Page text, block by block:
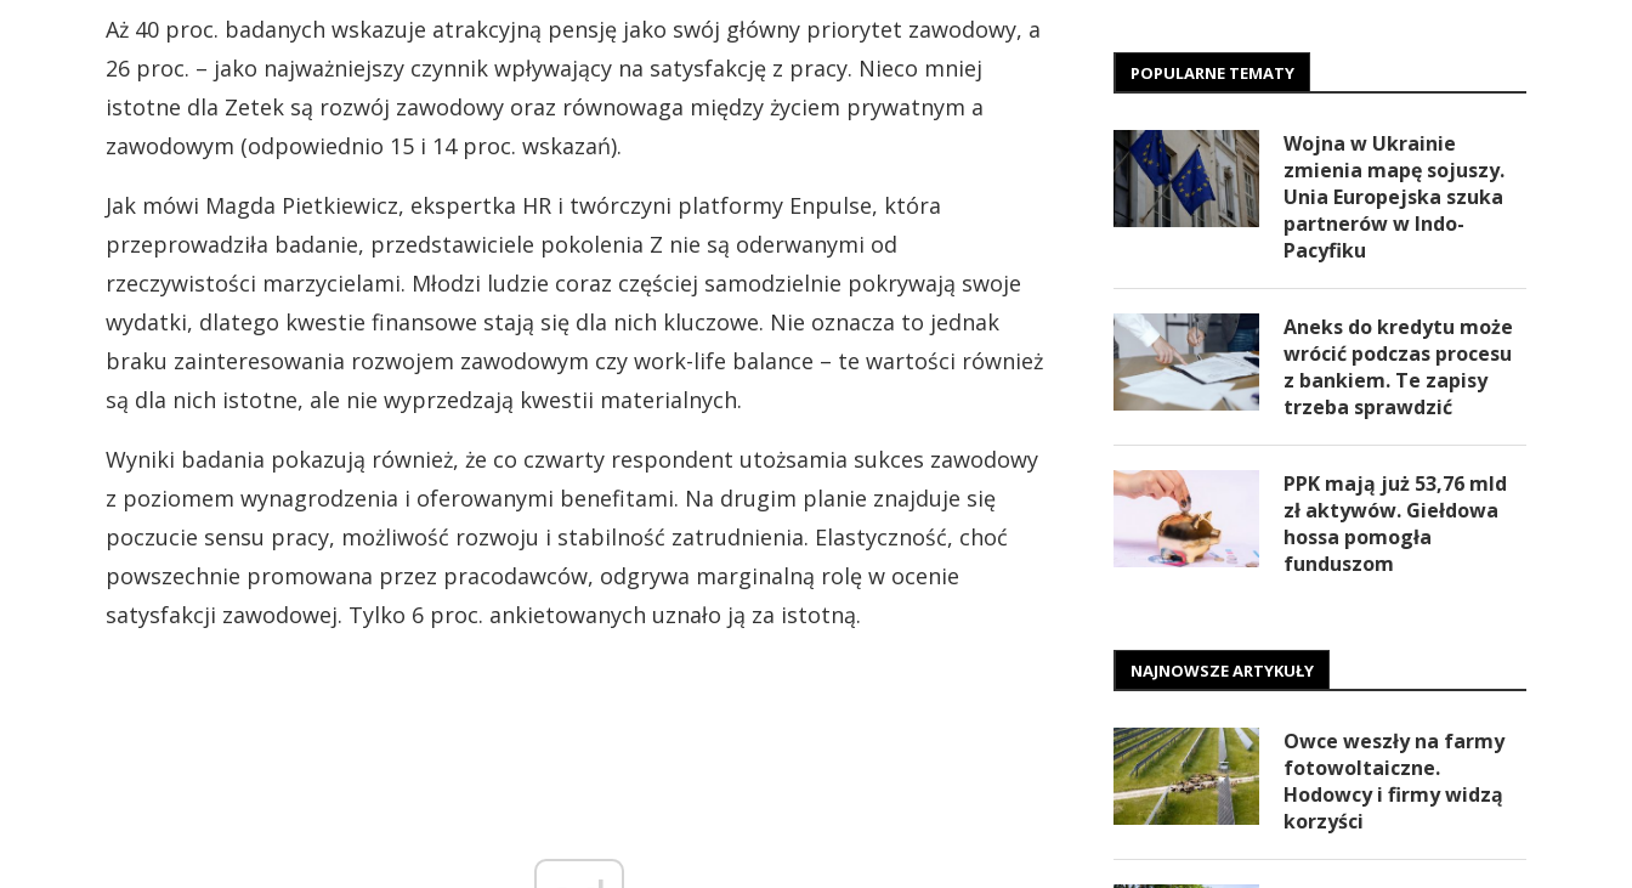
Aż 40 proc. badanych wskazuje atrakcyjną pensję jako swój główny priorytet zawodowy, a
26 proc. – jako najważniejszy czynnik wpływający na satysfakcję z pracy. Nieco mniej
istotne dla Zetek są rozwój zawodowy oraz równowaga między życiem prywatnym a
zawodowym (odpowiednio 15 i 14 proc. wskazań).
Jak mówi Magda Pietkiewicz, ekspertka HR i twórczyni platformy Enpulse, która
przeprowadziła badanie, przedstawiciele pokolenia Z nie są oderwanymi od
rzeczywistości marzycielami. Młodzi ludzie coraz częściej samodzielnie pokrywają swoje
wydatki, dlatego kwestie finansowe stają się dla nich kluczowe. Nie oznacza to jednak
braku zainteresowania rozwojem zawodowym czy work-life balance – te wartości również
są dla nich istotne, ale nie wyprzedzają kwestii materialnych.
Wyniki badania pokazują również, że co czwarty respondent utożsamia sukces zawodowy
z poziomem wynagrodzenia i oferowanymi benefitami. Na drugim planie znajduje się
poczucie sensu pracy, możliwość rozwoju i stabilność zatrudnienia. Elastyczność, choć
powszechnie promowana przez pracodawców, odgrywa marginalną rolę w ocenie
satysfakcji zawodowej. Tylko 6 proc. ankietowanych uznało ją za istotną.
POPULARNE TEMATY
Wojna w Ukrainie
zmienia mapę sojuszy.
Unia Europejska szuka
partnerów w Indo-
Pacyfiku
Aneks do kredytu może
wrócić podczas procesu
z bankiem. Te zapisy
trzeba sprawdzić
PPK mają już 53,76 mld
zł aktywów. Giełdowa
hossa pomogła
funduszom
NAJNOWSZE ARTYKUŁY
Owce weszły na farmy
fotowoltaiczne.
Hodowcy i firmy widzą
korzyści